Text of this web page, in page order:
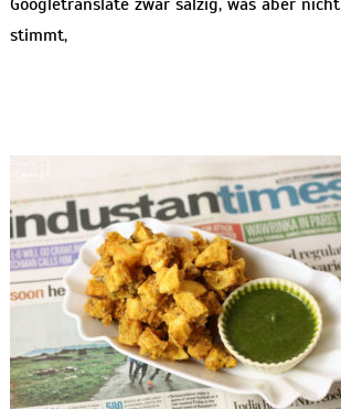
Googletranslate zwar salzig, was aber nicht
stimmt,